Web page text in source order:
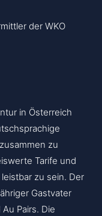
der WKO
in Österreich
zu
Tarife und
zu sein. Der
Gastvater
Pairs. Die